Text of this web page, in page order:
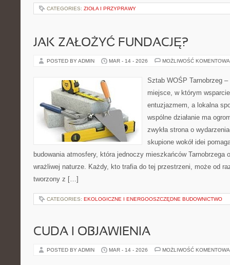
CATEGORIES: ZIOŁA I PRZYPRAWY
JAK ZAŁOŻYĆ FUNDACJĘ?
POSTED BY ADMIN MAR - 14 - 2026 MOŻLIWOŚĆ
Sztab WOŚP Tarnobrzeg
miejsce, w którym
entuzjazmem, a lokalna
wspólne działanie ma
zwykła strona o
skupione wokół idei
budowania atmosfery, która jednoczy mieszkańców Tarnobrzega
wrażliwej naturze. Każdy, kto trafia do tej przestrzeni, może od
tworzony z […]
CATEGORIES: EKOLOGICZNE I ENERGOOSZCZĘDNE BUDOWNICTWO
CUDA I OBJAWIENIA
POSTED BY ADMIN MAR - 14 - 2026 MOŻLIWOŚĆ